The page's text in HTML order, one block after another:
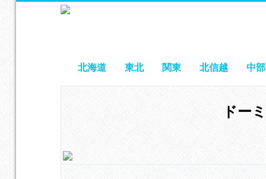
北海道 東北 関東 北信越 中部
ドー